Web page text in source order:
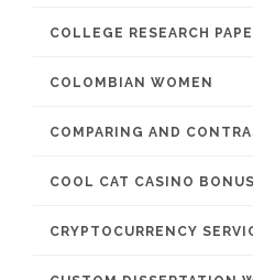
COLLEGE RESEARCH
COLOMBIAN WOMEN
COMPARING AND
COOL CAT CASINO
CRYPTOCURRENCY